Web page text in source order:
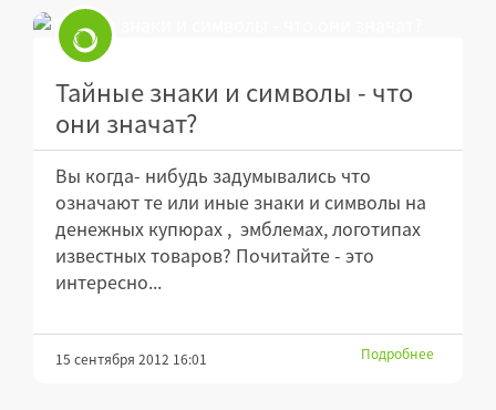
Тайные знаки и символы - что
они значат?
Вы когда- нибудь задумывались что
означают те или иные знаки и символы на
денежных купюрах , эмблемах, логотипах
известных товаров? Почитайте - это
интересно...
15 сентября 2012 16:01 Подробнее